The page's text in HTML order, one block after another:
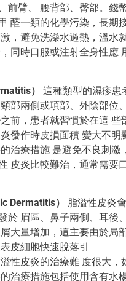
前臂、 腰背部、臀部。錢
醛一類的化學污染，長期
，避免洗澡水過熱，溫水
同時口服或注射全身性應
）
這種類型的濕疹患
部兩側或項部、外陰部位
前，患者就習慣於在這 些
發作時皮損面積 變大不
治療措施 是避免不良刺激
皮炎比較難治，通常需要
Dermatitis）
脂溢性皮炎
於 眉區、鼻子兩側、耳後
大量增加，這主要由於局
皮細胞快速脫落引
性皮炎的治療難 度很大
治療措施包括使用含有水